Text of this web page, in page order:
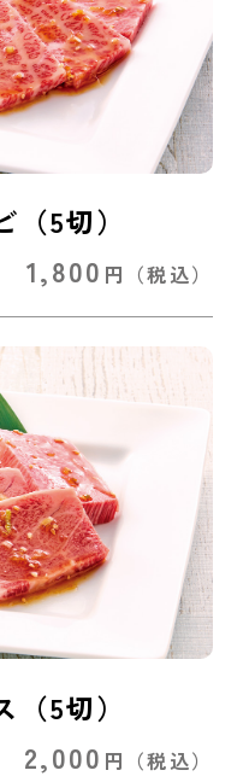
5切）
1,800 円 （税込）
5切）
2,000 円 （税込）